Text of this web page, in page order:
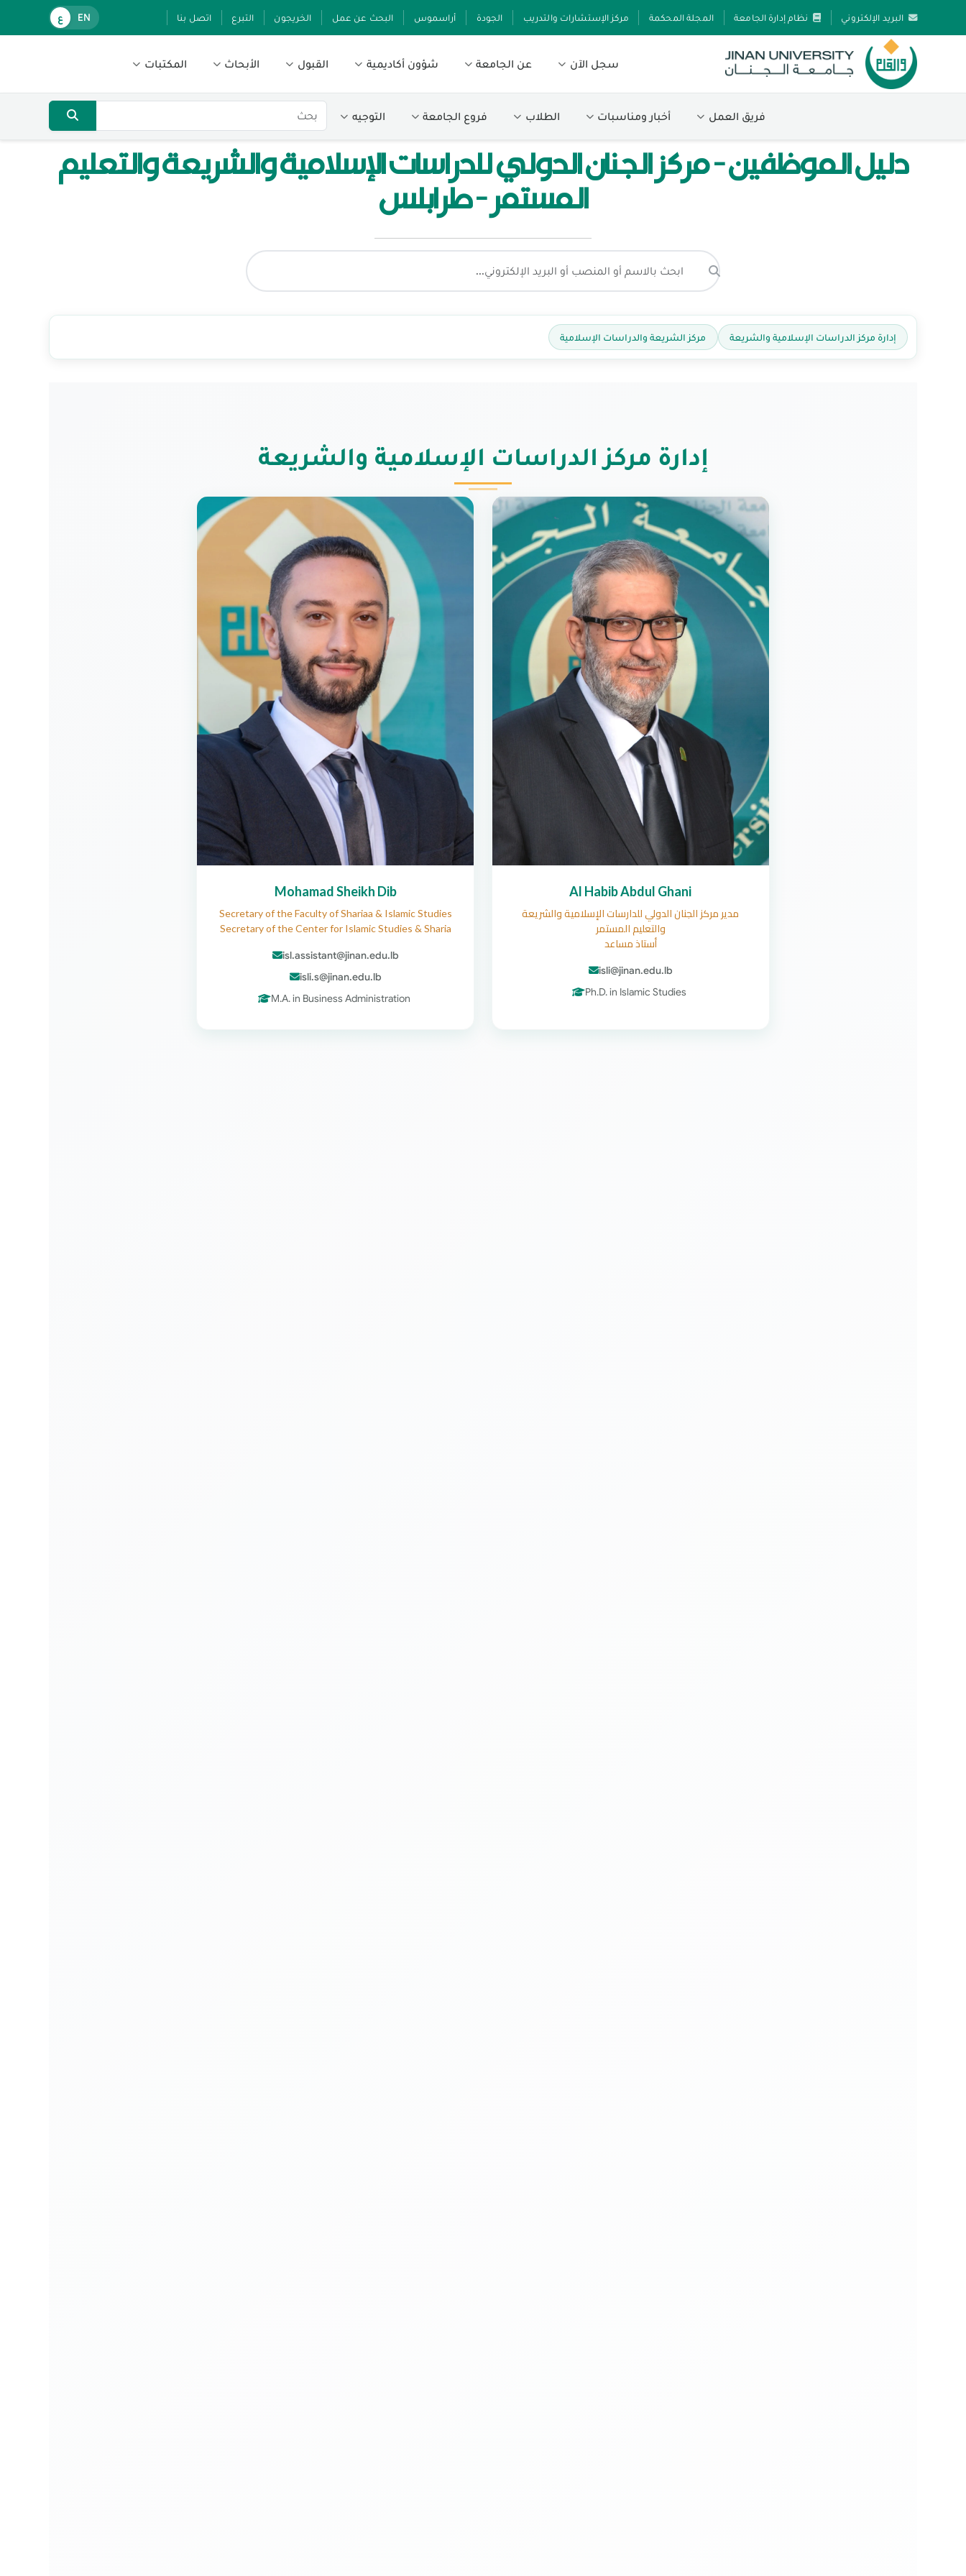
البريد الإلكتروني نظام إدارة الجامعة المجلة المحكمة مركز الإستشارات والتدريب الجودة أراسموس البحث عن عمل الخريجون التبرع اتصل بنا EN ع
سجل الآن عن الجامعة شؤون أكاديمية القبول الأبحاث المكتبات
فريق العمل أخبار ومناسبات الطلاب فروع الجامعة التوجيه
دليل الموظفين - مركز الجنان الدولي للدراسات الإسلامية والشريعة والتعليم
المستمر - طرابلس
إدارة مركز الدراسات الإسلامية والشريعة مركز الشريعة والدراسات الإسلامية
إدارة مركز الدراسات الإسلامية والشريعة
Al Habib Abdul Ghani
مدير مركز الجنان الدولي للدارسات الإسلامية والشريعة
والتعليم المستمر
أستاذ مساعد
isli@jinan.edu.lb
Ph.D. in Islamic Studies
Mohamad Sheikh Dib
Secretary of the Faculty of Shariaa & Islamic Studies
Secretary of the Center for Islamic Studies & Sharia
isl.assistant@jinan.edu.lb
isli.s@jinan.edu.lb
M.A. in Business Administration